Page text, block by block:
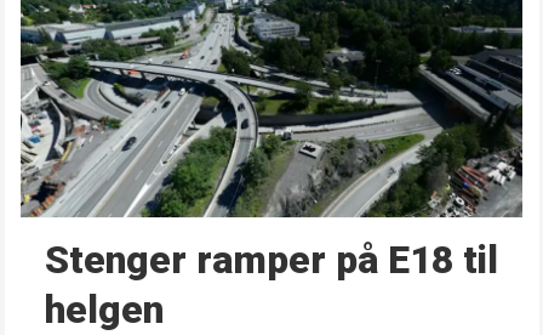
Stenger ramper på E18 til
helgen